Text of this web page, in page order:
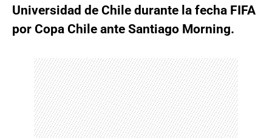
Universidad de Chile durante la fecha FIFA
por Copa Chile ante Santiago Morning.